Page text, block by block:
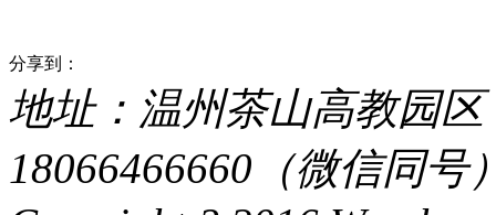
分享到：
地址：温州茶山高教园区
18066466660（微信同号